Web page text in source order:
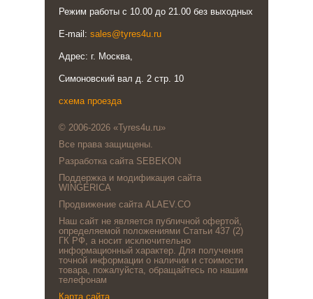
Режим работы с 10.00 до 21.00 без выходных
E-mail: sales@tyres4u.ru
Адрес: г. Москва,
Симоновский вал д. 2 стр. 10
схема проезда
© 2006-2026 «Tyres4u.ru»
Все права защищены.
Разработка сайта SEBEKON
Поддержка и модификация сайта
WINGERICA
Продвижение сайта ALAEV.CO
Наш сайт не является публичной офертой,
определяемой положениями Статьи 437 (2)
ГК РФ, а носит исключительно
информационный характер. Для получения
точной информации о наличии и стоимости
товара, пожалуйста, обращайтесь по нашим
телефонам
Карта сайта